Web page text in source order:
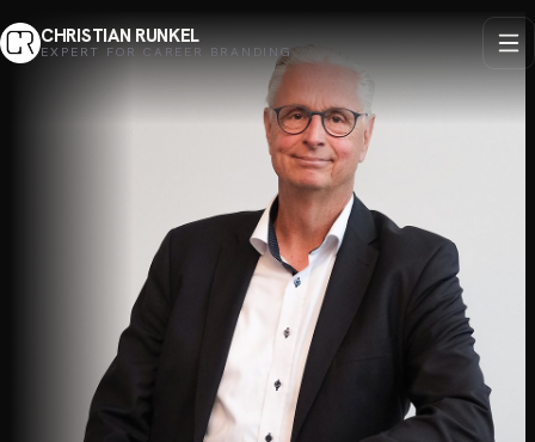
CHRISTIAN RUNKEL
EXPERT FOR CAREER BRANDING